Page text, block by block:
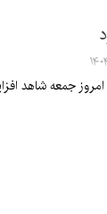
امروز جمعه شاهد